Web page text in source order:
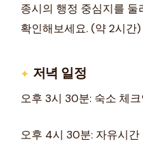
종시의 행정 중심지를
확인해보세요. (약 2시간)
저녁 일정
오후 3시 30분: 숙소 체
오후 4시 30분: 자유시